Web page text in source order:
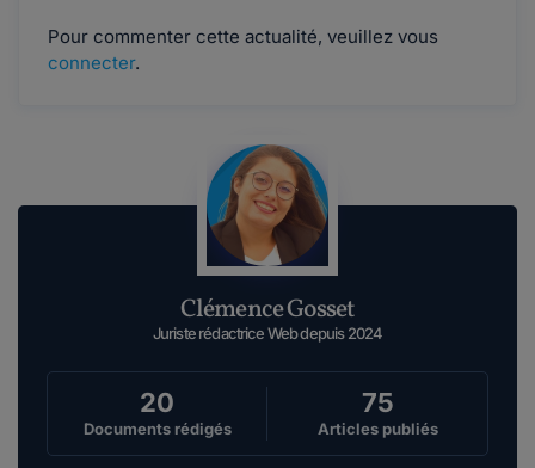
Pour commenter cette actualité, veuillez vous
connecter.
Clémence Gosset
Juriste rédactrice Web depuis 2024
20
Documents rédigés
75
Articles publiés